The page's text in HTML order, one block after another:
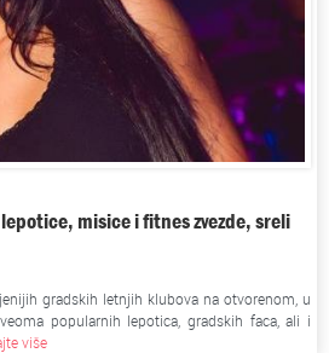
misice i fitnes zvezde, sreli
gradskih letnjih klubova na otvorenom, u
popularnih lepotica, gradskih faca, ali i
više